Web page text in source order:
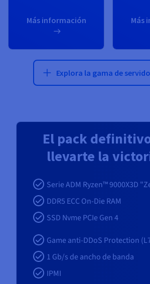
Más información Más
Explora la gama de
El pack
llevarte la
Serie ADM Ryzen™ 9000X3D
DDR5 ECC On-Die RAM
SSD Nvme PCIe Gen 4
Game anti-DDoS Protection
1 Gb/s de ancho de banda
IPMI